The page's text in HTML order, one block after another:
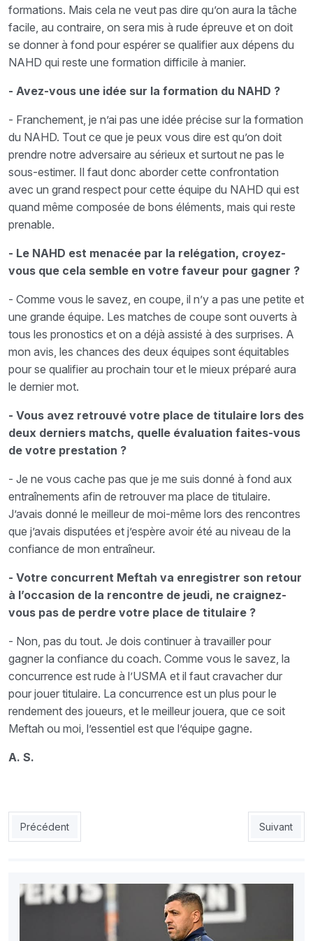
formations. Mais cela ne veut pas dire qu’on aura la tâche
facile, au contraire, on sera mis à rude épreuve et on doit
se donner à fond pour espérer se qualifier aux dépens du
NAHD qui reste une formation difficile à manier.
- Avez-vous une idée sur la formation du NAHD ?
- Franchement, je n’ai pas une idée précise sur la formation
du NAHD. Tout ce que je peux vous dire est qu’on doit
prendre notre adversaire au sérieux et surtout ne pas le
sous-estimer. Il faut donc aborder cette confrontation
avec un grand respect pour cette équipe du NAHD qui est
quand même composée de bons éléments, mais qui reste
prenable.
- Le NAHD est menacée par la relégation, croyez-
vous que cela semble en votre faveur pour gagner ?
- Comme vous le savez, en coupe, il n’y a pas une petite et
une grande équipe. Les matches de coupe sont ouverts à
tous les pronostics et on a déjà assisté à des surprises. A
mon avis, les chances des deux équipes sont équitables
pour se qualifier au prochain tour et le mieux préparé aura
le dernier mot.
- Vous avez retrouvé votre place de titulaire lors des
deux derniers matchs, quelle évaluation faites-vous
de votre prestation ?
- Je ne vous cache pas que je me suis donné à fond aux
entraînements afin de retrouver ma place de titulaire.
J’avais donné le meilleur de moi-même lors des rencontres
que j’avais disputées et j’espère avoir été au niveau de la
confiance de mon entraîneur.
- Votre concurrent Meftah va enregistrer son retour
à l’occasion de la rencontre de jeudi, ne craignez-
vous pas de perdre votre place de titulaire ?
- Non, pas du tout. Je dois continuer à travailler pour
gagner la confiance du coach. Comme vous le savez, la
concurrence est rude à l’USMA et il faut cravacher dur
pour jouer titulaire. La concurrence est un plus pour le
rendement des joueurs, et le meilleur jouera, que ce soit
Meftah ou moi, l’essentiel est que l’équipe gagne.
A. S.
Article précédent : EN : Vahid veut asphyxier le Bénin
Précédent Article
Suivant